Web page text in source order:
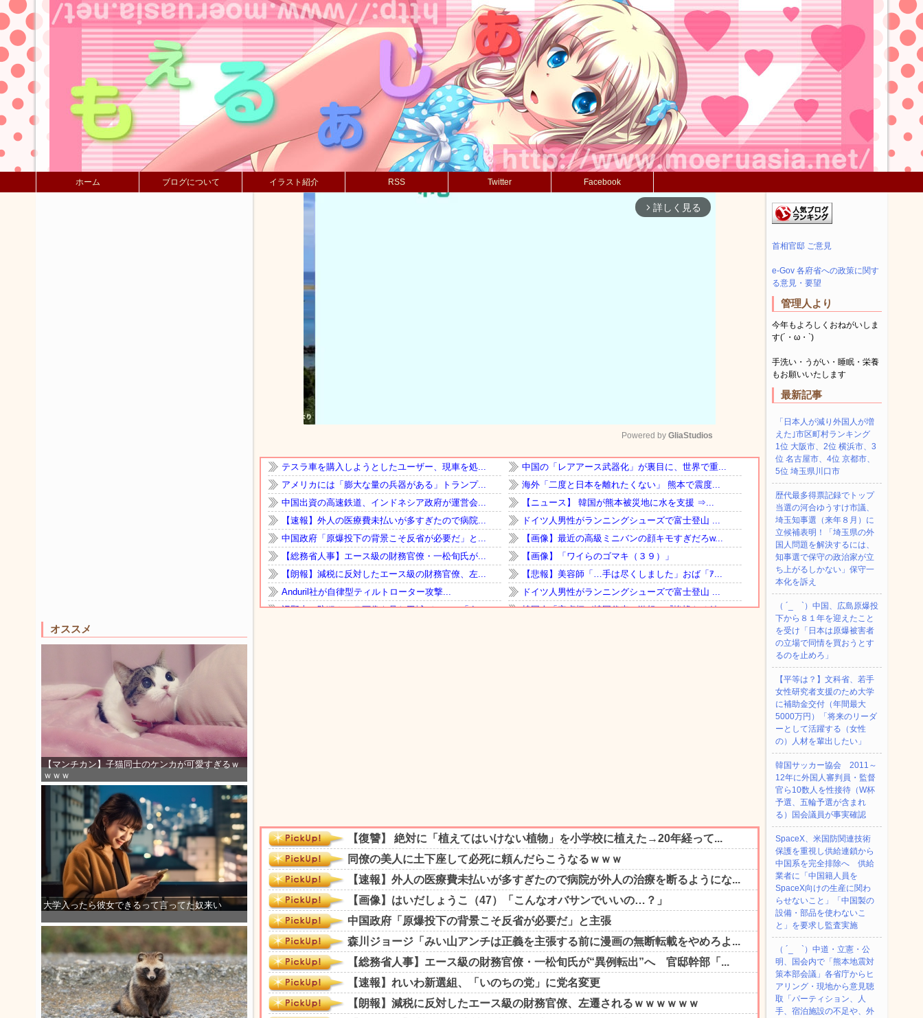
ホーム ブログについて イラスト紹介 RSS Twitter Facebook
オススメ
【マンチカン】子猫同士のケンカが可愛すぎるｗ
ｗｗｗ
大学入ったら彼女できるって言ってた奴来い
arrow_forward_ios 詳しく見る
Mute
Powered by GliaStudios
首相官邸 ご意見
e-Gov 各府省への政策に関す
る意見・要望
管理人より
今年もよろしくおねがいしま
す(´・ω・`)
手洗い・うがい・睡眠・栄養
もお願いいたします
最新記事
「日本人が減り外国人が増
えた｣市区町村ランキング
1位 大阪市、2位 横浜市、3
位 名古屋市、4位 京都市、
5位 埼玉県川口市
歴代最多得票記録でトップ
当選の河合ゆうすけ市議、
埼玉知事選（来年８月）に
立候補表明！「埼玉県の外
国人問題を解決するには、
知事選で保守の政治家が立
ち上がるしかない」保守一
本化を訴え
（ ´_ゝ`）中国、広島原爆投
下から８１年を迎えたこと
を受け「日本は原爆被害者
の立場で同情を買おうとす
るのを止めろ」
【平等は？】文科省、若手
女性研究者支援のため大学
に補助金交付（年間最大
5000万円）「将来のリーダ
ーとして活躍する（女性
の）人材を輩出したい」
韓国サッカー協会 2011～
12年に外国人審判員・監督
官ら10数人を性接待（W杯
予選、五輪予選が含まれ
る）国会議員が事実確認
SpaceX、米国防関連技術
保護を重視し供給連鎖から
中国系を完全排除へ 供給
業者に「中国籍人員を
SpaceX向けの生産に関わ
らせないこと」「中国製の
設備・部品を使わないこ
と」を要求し監査実施
（ ´_ゝ`）中道・立憲・公
明、国会内で「熊本地震対
策本部会議」各省庁からヒ
アリング・現地から意見聴
取「パーティション、人
手、宿泊施設の不足や、外